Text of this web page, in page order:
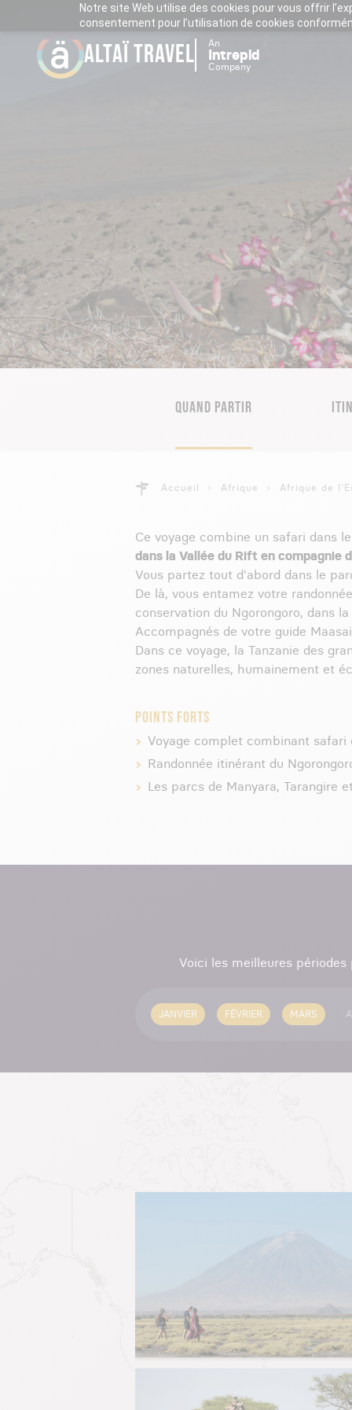
Notre site Web utilise des cookies pour vous offrir
consentement pour l’utilisation de cookies
ALTAÏ TRAVEL An
Intrepid
Company
QUAND PARTIR
Accueil Afrique Afrique de
Ce voyage combine un safari dans
dans la Vallée du Rift en compagnie
Vous partez tout d'abord dans le
De là, vous entamez votre
conservation du Ngorongoro, dans
Accompagnés de votre guide
Dans ce voyage, la Tanzanie des
zones naturelles, humainement et
POINTS FORTS
Voyage complet combinant safari
Randonnée itinérant du
Les parcs de Manyara, Tarangire
Voici les meilleures
JANVIER FÉVRIER MARS